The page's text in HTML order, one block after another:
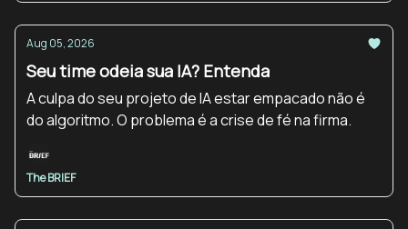
Aug 05, 2026
Seu time odeia sua IA? Entenda
A culpa do seu projeto de IA estar empacado não é
do algoritmo. O problema é a crise de fé na firma.
The BRIEF